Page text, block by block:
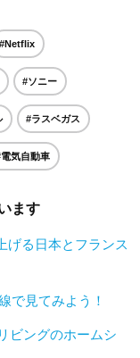
#Netflix
#ソニー
#ラスベガス
気自動車
ます
げる日本とフランス
で見てみよう！
ビングのホームシ